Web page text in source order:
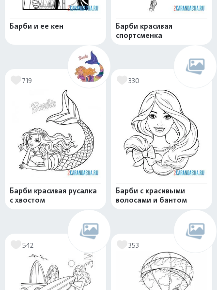
Барби и ее кен
Барби красивая
спортсменка
719
Барби красивая русалка
с хвостом
330
Барби с красивыми
волосами и бантом
542 353